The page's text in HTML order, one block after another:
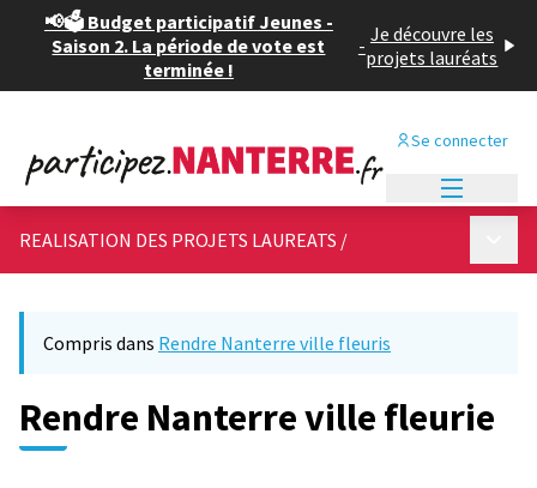
📢🗳️ Budget participatif Jeunes -
Saison 2. La période de vote est
terminée !
- Je découvre les
projets lauréats
Se connecter
REALISATION DES PROJETS LAUREATS /
Compris dans Rendre Nanterre ville fleuris
Rendre Nanterre ville fleurie